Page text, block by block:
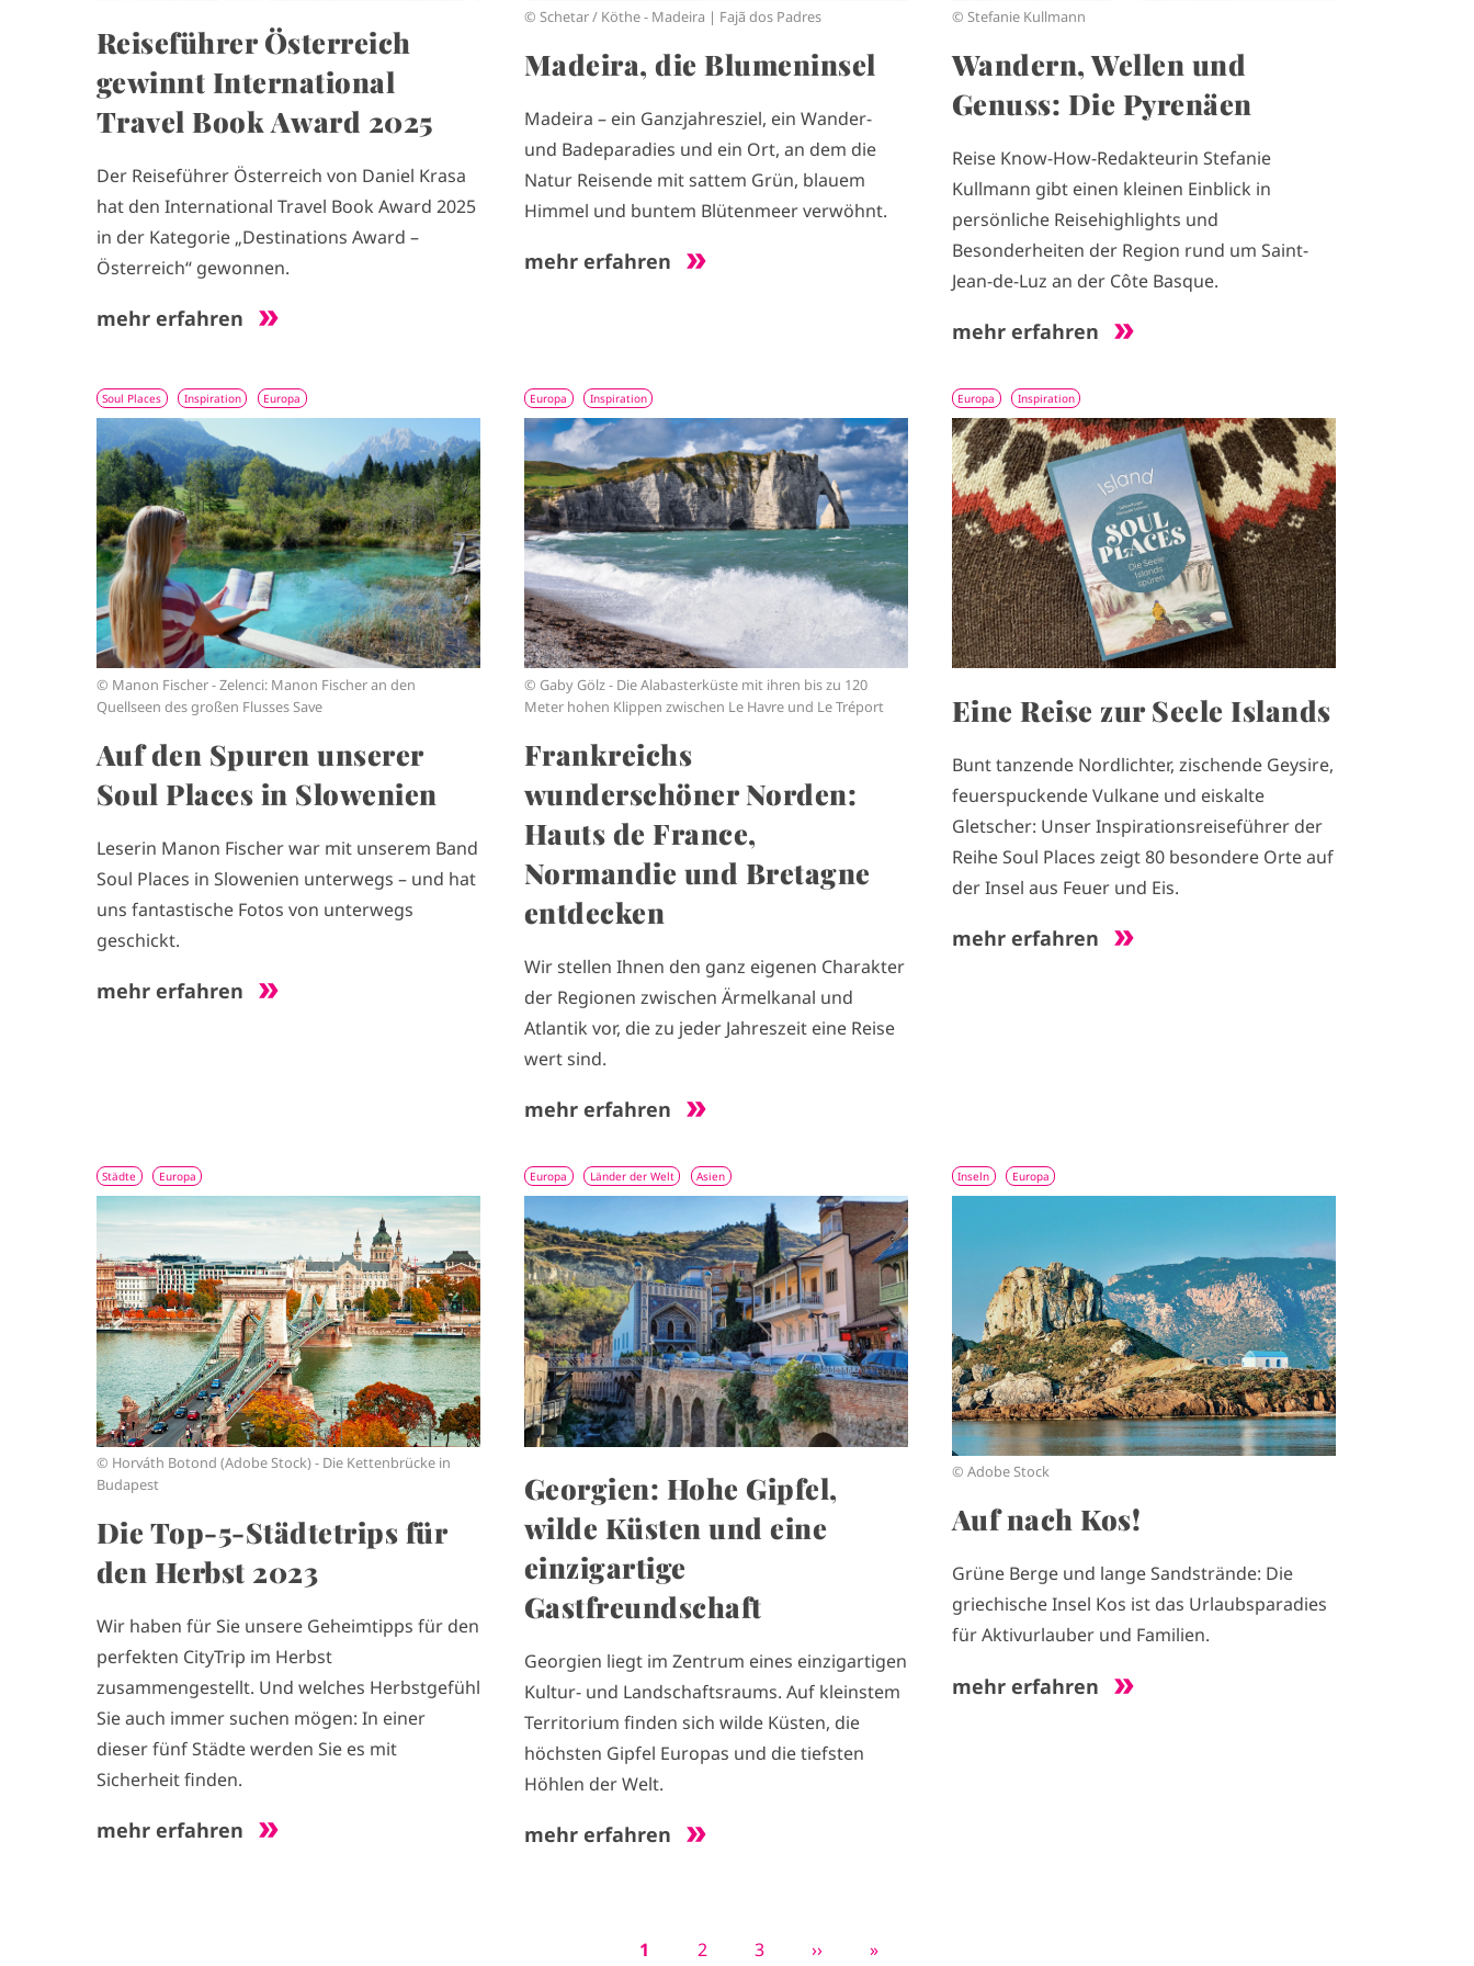
Reiseführer Österreich
gewinnt International
Travel Book Award 2025
Der Reiseführer Österreich von Daniel Krasa
hat den International Travel Book Award 2025
in der Kategorie „Destinations Award –
Österreich“ gewonnen.
mehr erfahren
© Schetar / Köthe - Madeira | Fajã dos Padres
Madeira, die Blumeninsel
Madeira – ein Ganzjahresziel, ein Wander-
und Badeparadies und ein Ort, an dem die
Natur Reisende mit sattem Grün, blauem
Himmel und buntem Blütenmeer verwöhnt.
mehr erfahren
© Stefanie Kullmann
Wandern, Wellen und
Genuss: Die Pyrenäen
Reise Know-How-Redakteurin Stefanie
Kullmann gibt einen kleinen Einblick in
persönliche Reisehighlights und
Besonderheiten der Region rund um Saint-
Jean-de-Luz an der Côte Basque.
mehr erfahren
Soul Places Inspiration Europa
m
a
g
e
© Manon Fischer - Zelenci: Manon Fischer an den
Quellseen des großen Flusses Save
Auf den Spuren unserer
Soul Places in Slowenien
Leserin Manon Fischer war mit unserem Band
Soul Places in Slowenien unterwegs – und hat
uns fantastische Fotos von unterwegs
geschickt.
mehr erfahren
Europa Inspiration
I
m
a
g
e
© Gaby Gölz - Die Alabasterküste mit ihren bis zu 120
Meter hohen Klippen zwischen Le Havre und Le Tréport
Frankreichs
wunderschöner Norden:
Hauts de France,
Normandie und Bretagne
entdecken
Wir stellen Ihnen den ganz eigenen Charakter
der Regionen zwischen Ärmelkanal und
Atlantik vor, die zu jeder Jahreszeit eine Reise
wert sind.
mehr erfahren
Europa Inspiration
I
m
a
g
e
Eine Reise zur Seele Islands
Bunt tanzende Nordlichter, zischende Geysire,
feuerspuckende Vulkane und eiskalte
Gletscher: Unser Inspirationsreiseführer der
Reihe Soul Places zeigt 80 besondere Orte auf
der Insel aus Feuer und Eis.
mehr erfahren
Städte Europa
I
m
a
g
e
© Horváth Botond (Adobe Stock) - Die Kettenbrücke in
Budapest
Die Top-5-Städtetrips für
den Herbst 2023
Wir haben für Sie unsere Geheimtipps für den
perfekten CityTrip im Herbst
zusammengestellt. Und welches Herbstgefühl
Sie auch immer suchen mögen: In einer
dieser fünf Städte werden Sie es mit
Sicherheit finden.
mehr erfahren
Europa Länder der Welt Asien
m
a
g
e
Georgien: Hohe Gipfel,
wilde Küsten und eine
einzigartige
Gastfreundschaft
Georgien liegt im Zentrum eines einzigartigen
Kultur- und Landschaftsraums. Auf kleinstem
Territorium finden sich wilde Küsten, die
höchsten Gipfel Europas und die tiefsten
Höhlen der Welt.
mehr erfahren
Inseln Europa
© Adobe Stock
Auf nach Kos!
Grüne Berge und lange Sandstrände: Die
griechische Insel Kos ist das Urlaubsparadies
für Aktivurlauber und Familien.
mehr erfahren
A
1
P
2
P
3
N
››
L
»